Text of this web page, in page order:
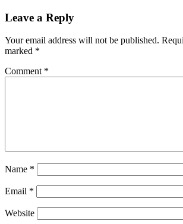
Leave a Reply
Your email address will not be published.
marked *
Comment *
Name *
Email *
Website